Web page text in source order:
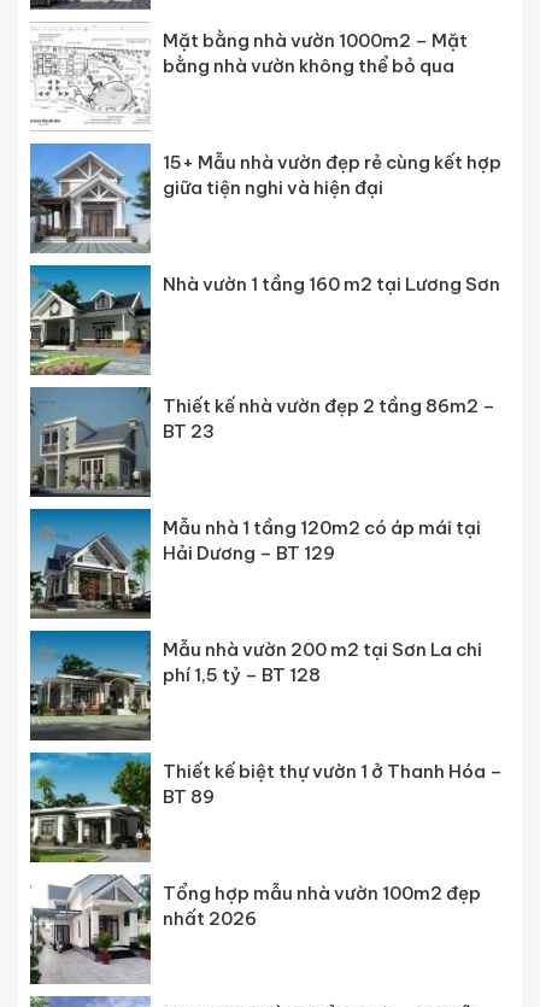
Mặt bằng nhà vườn 1000m2 – Mặt
bằng nhà vườn không thể bỏ qua
15+ Mẫu nhà vườn đẹp rẻ cùng kết hợp
giữa tiện nghi và hiện đại
Nhà vườn 1 tầng 160 m2 tại Lương Sơn
Thiết kế nhà vườn đẹp 2 tầng 86m2 –
BT 23
Mẫu nhà 1 tầng 120m2 có áp mái tại
Hải Dương – BT 129
Mẫu nhà vườn 200 m2 tại Sơn La chi
phí 1,5 tỷ – BT 128
Thiết kế biệt thự vườn 1 ở Thanh Hóa –
BT 89
Tổng hợp mẫu nhà vườn 100m2 đẹp
nhất 2026